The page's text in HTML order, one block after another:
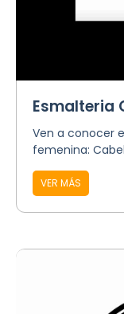
Esmalteria
Ven a conocer
femenina:
VER MÁS